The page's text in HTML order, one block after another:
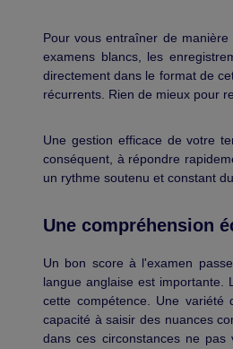
Pour vous entraîner de
examens blancs, les
directement dans le format de
récurrents. Rien de mieux pour
Une gestion efficace de votre
conséquent, à répondre
un rythme soutenu et constant
Une compréhension
Un bon score à l'examen
langue anglaise est importante.
cette compétence. Une
capacité à saisir des nuances
dans ces circonstances ne pas